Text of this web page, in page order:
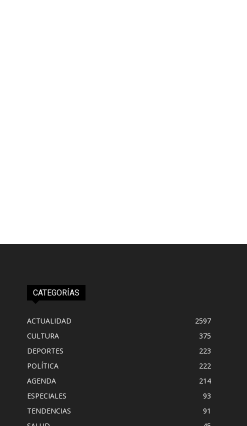
CATEGORÍAS
ACTUALIDAD
2597
CULTURA
375
DEPORTES
223
POLÍTICA
222
AGENDA
214
ESPECIALES
93
TENDENCIAS
91